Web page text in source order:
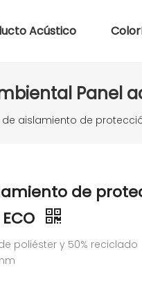
Acústico
Panel
de aislamiento de
de
poliéster y 50% reciclado